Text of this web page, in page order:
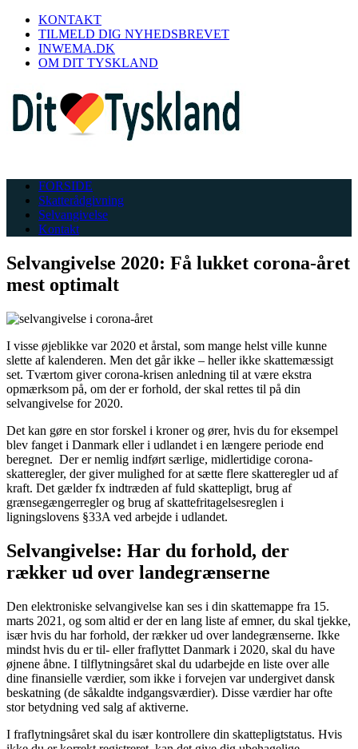
KONTAKT
TILMELD DIG NYHEDSBREVET
INWEMA.DK
OM DIT TYSKLAND
FORSIDE
Skatterådgivning
Selvangivelse
Kontakt
Selvangivelse 2020: Få lukket corona-året
mest optimalt
I visse øjeblikke var 2020 et årstal, som mange helst ville kunne
slette af kalenderen. Men det går ikke – heller ikke skattemæssigt
set. Tværtom giver corona-krisen anledning til at være ekstra
opmærksom på, om der er forhold, der skal rettes til på din
selvangivelse for 2020.
Det kan gøre en stor forskel i kroner og ører, hvis du for eksempel
blev fanget i Danmark eller i udlandet i en længere periode end
beregnet. Der er nemlig indført særlige, midlertidige corona-
skatteregler, der giver mulighed for at sætte flere skatteregler ud af
kraft. Det gælder fx indtræden af fuld skattepligt, brug af
grænsegængerregler og brug af skattefritagelsesreglen i
ligningslovens §33A ved arbejde i udlandet.
Selvangivelse: Har du forhold, der
rækker ud over landegrænserne
Den elektroniske selvangivelse kan ses i din skattemappe fra 15.
marts 2021, og som altid er der en lang liste af emner, du skal tjekke,
især hvis du har forhold, der rækker ud over landegrænserne. Ikke
mindst hvis du er til- eller fraflyttet Danmark i 2020, skal du have
øjnene åbne. I tilflytningsåret skal du udarbejde en liste over alle
dine finansielle værdier, som ikke i forvejen var undergivet dansk
beskatning (de såkaldte indgangsværdier). Disse værdier har ofte
stor betydning ved salg af aktiverne.
I fraflytningsåret skal du især kontrollere din skattepligtstatus. Hvis